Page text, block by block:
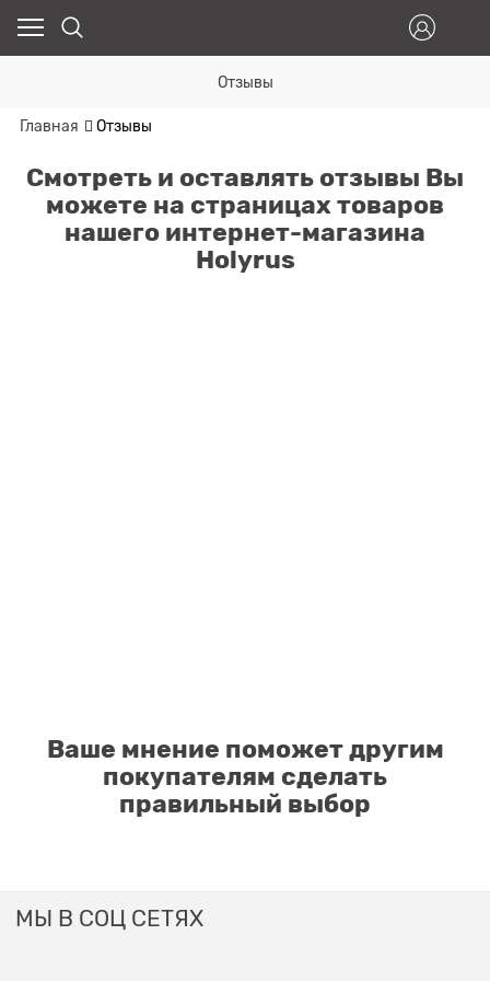
Отзывы
Главная Отзывы
Смотреть и оставлять отзывы Вы
можете на страницах товаров
нашего интернет-магазина
Holyrus
Ваше мнение поможет другим
покупателям сделать
правильный выбор
МЫ В СОЦ СЕТЯХ